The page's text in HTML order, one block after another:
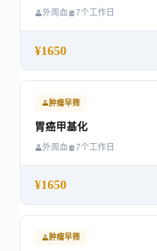
外周血 7个工作日
¥1650
肿瘤早筛
胃癌甲基化
外周血 7个工作日
¥1650
肿瘤早筛